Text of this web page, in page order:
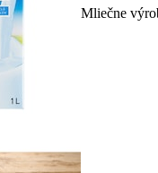
Mliečne